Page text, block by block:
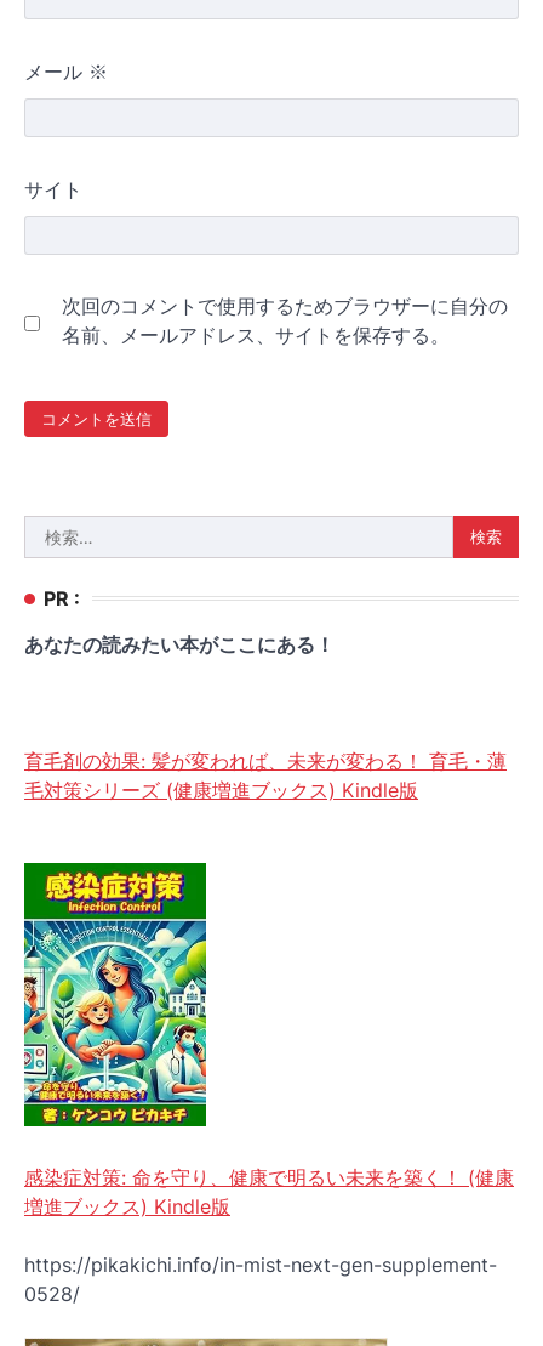
メール ※
サイト
次回のコメントで使用するためブラウザーに自分の
名前、メールアドレス、サイトを保存する。
索:
PR :
あなたの読みたい本がここにある！
育毛剤の効果: 髪が変われば、未来が変わる！ 育毛・薄
毛対策シリーズ (健康増進ブックス) Kindle版
感染症対策: 命を守り、健康で明るい未来を築く！ (健康
増進ブックス) Kindle版
https://pikakichi.info/in-mist-next-gen-supplement-
0528/